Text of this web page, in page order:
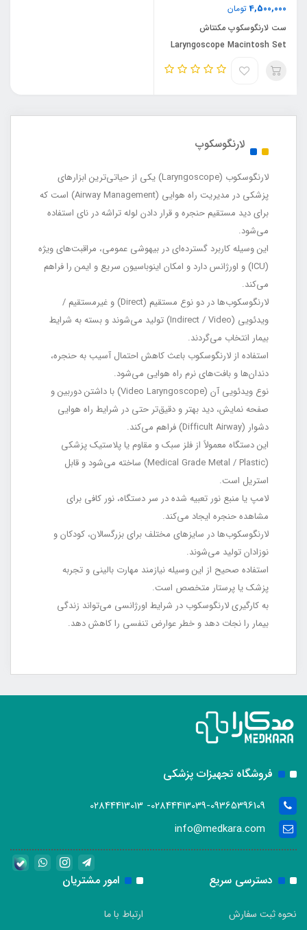
4,500,000تومان
ست لارنگوسکوپ مکنتاش
Laryngoscope Macintosh Set
لارنگوسکوپ
لارنگوسکوب (Laryngoscope) یکی از حیاتی‌ترین ابزارهای
پزشکی در مدیریت راه هوایی (Airway Management) است که
برای دید مستقیم حنجره و قرار دادن لوله تراشه در نای استفاده
می‌شود.
این وسیله کاربرد گسترده‌ای در بیهوشی عمومی، مراقبت‌های ویژه
(ICU) و اورژانس دارد و امکان اینوباسیون سریع و ایمن را فراهم
می‌کند.
لارنگوسکوب‌ها در دو نوع مستقیم (Direct) و غیرمستقیم /
ویدئویی (Indirect / Video) تولید می‌شوند و بسته به شرایط
بیمار انتخاب می‌گردند.
استفاده از لارنگوسکوب باعث کاهش احتمال آسیب به حنجره،
دندان‌ها و بافت‌های نرم راه هوایی می‌شود.
نوع ویدئویی آن (Video Laryngoscope) با داشتن دوربین و
صفحه نمایش، دید بهتر و دقیق‌تر حتی در شرایط راه هوایی
دشوار (Difficult Airway) فراهم می‌کند.
این دستگاه معمولاً از فلز سبک و مقاوم یا پلاستیک پزشکی
(Medical Grade Metal / Plastic) ساخته می‌شود و قابل
استریل است.
لامپ یا منبع نور تعبیه شده در سر دستگاه، نور کافی برای
مشاهده حنجره ایجاد می‌کند.
لارنگوسکوب‌ها در سایزهای مختلف برای بزرگسالان، کودکان و
نوزادان تولید می‌شوند.
استفاده صحیح از این وسیله نیازمند مهارت بالینی و تجربه
پزشک یا پرستار متخصص است.
به کارگیری لارنگوسکوب در شرایط اورژانسی می‌تواند زندگی
بیمار را نجات دهد و خطر عوارض تنفسی را کاهش دهد.
فروشگاه تجهیزات پزشکی
02844413039-09365396109- 02844413013
info@medkara.com
دسترسی سریع
نحوه ثبت سفارش
امور مشتریان
ارتباط با ما